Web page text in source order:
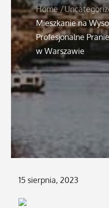
Home
Mieszkanie na
Profesjonalne
w Warszawie
Posted
15 sierpnia, 2023